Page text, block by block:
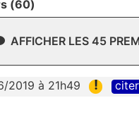
(60)
AFFICHER LES 45
2019 à 21h49 ! citer